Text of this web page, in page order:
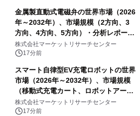
金属製直動式電磁弁の世界市場（2026
年～2032年）、市場規模（2方向、3
方向、4方向、5方向）・分析レポート
を発表
株式会社マーケットリサーチセンター
17分前
スマート自律型EV充電ロボットの世界
市場（2026年～2032年）、市場規模
（移動式充電カート、ロボットアーム
式充電システム、その他）・分析レポ
ートを発表
株式会社マーケットリサーチセンター
17分前